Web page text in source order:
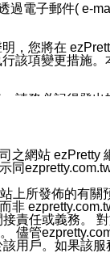
過電子郵件( e-
，您將在
該項變更措施
請務必記得登
郵件供您參
知型訊息。
送。滿足以下
網站
所發佈的有
責任或義務。
儘管
戶。如果該